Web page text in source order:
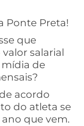
Ponte Preta!
que
salarial
de
acordo
do atleta se
que vem.